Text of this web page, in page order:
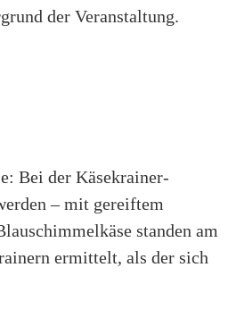
der Veranstaltung.
Bei der Käsekrainer-
– mit gereiftem
standen am
ermittelt, als der sich